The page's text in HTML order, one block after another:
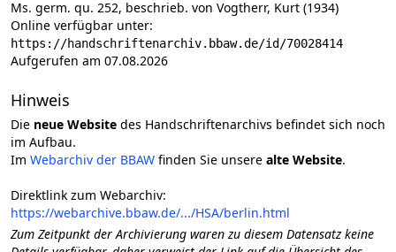
Ms. germ. qu. 252, beschrieb. von Vogtherr, Kurt (1934)
Online verfügbar unter:
https://handschriftenarchiv.bbaw.de/id/70028414
Aufgerufen am 07.08.2026
Hinweis
Die neue Website des Handschriftenarchivs befindet sich noch
im Aufbau.
Im Webarchiv der BBAW finden Sie unsere alte Website.
Direktlink zum Webarchiv:
https://webarchive.bbaw.de/.../HSA/berlin.html
Zum Zeitpunkt der Archivierung waren zu diesem Datensatz keine